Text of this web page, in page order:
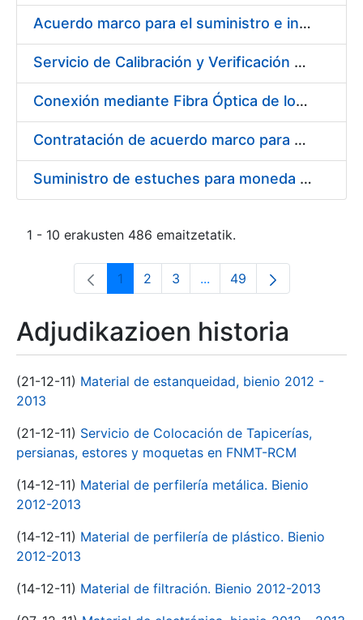
Acuerdo marco para el suministro e instalación de persianas, estores y otros complementos
Servicio de Calibración y Verificación Externa de los Equipos de Medición del Servicio de Prevención de la FNMT-RCM
Conexión mediante Fibra Óptica de los Centros de Proceso de Datos (CPDs) de las sedes de la FNMT-RCM de Burgos y Madrid
Contratación de acuerdo marco para el Suministro de Material de Electricidad para la Fábrica Nacional de Moneda y Timbre-Real Casa de la Moneda en su centro de trabajo de Burgos
Suministro de estuches para moneda de 30 €
1 - 10 erakusten 486 emaitzetatik.
Orrialdea
1 Orrialdea
2 Orrialdea
3 ...Intermediate Pages Use
Orrialdea
49
Adjudikazioen historia
(21-12-11) Material de estanqueidad, bienio 2012 -
2013
(21-12-11) Servicio de Colocación de Tapicerías,
persianas, estores y moquetas en FNMT-RCM
(14-12-11) Material de perfilería metálica. Bienio
2012-2013
(14-12-11) Material de perfilería de plástico. Bienio
2012-2013
(14-12-11) Material de filtración. Bienio 2012-2013